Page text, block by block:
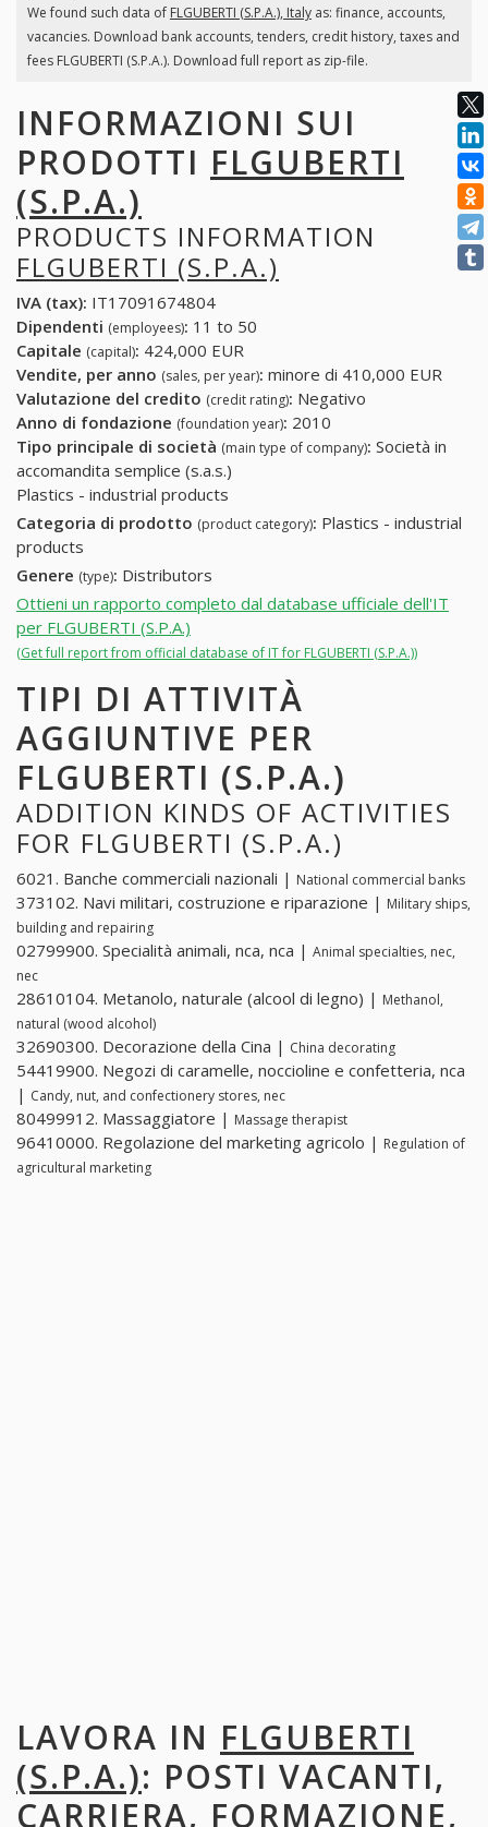
We found such data of FLGUBERTI (S.P.A.), Italyas: finance, accounts,
vacancies. Download bank accounts, tenders, credit history, taxes and
fees FLGUBERTI (S.P.A.). Download full report as zip-file.
INFORMAZIONI SUI
PRODOTTI FLGUBERTI
(S.P.A.)
PRODUCTS INFORMATION
FLGUBERTI (S.P.A.)
IVA (tax): IT17091674804
Dipendenti (employees): 11 to 50
Capitale (capital): 424,000 EUR
Vendite, per anno (sales, per year): minore di 410,000 EUR
Valutazione del credito (credit rating): Negativo
Anno di fondazione (foundation year): 2010
Tipo principale di società (main type of company): Società in
accomandita semplice (s.a.s.)
Plastics - industrial products
Categoria di prodotto (product category): Plastics - industrial
products
Genere (type): Distributors
Ottieni un rapporto completo dal database ufficiale dell'IT
per FLGUBERTI (S.P.A.)
(Get full report from official database of IT for FLGUBERTI (S.P.A.))
TIPI DI ATTIVITÀ
AGGIUNTIVE PER
FLGUBERTI (S.P.A.)
ADDITION KINDS OF ACTIVITIES
FOR FLGUBERTI (S.P.A.)
6021. Banche commerciali nazionali | National commercial banks
373102. Navi militari, costruzione e riparazione | Military ships,
building and repairing
02799900. Specialità animali, nca, nca | Animal specialties, nec,
nec
28610104. Metanolo, naturale (alcool di legno) | Methanol,
natural (wood alcohol)
32690300. Decorazione della Cina | China decorating
54419900. Negozi di caramelle, noccioline e confetteria, nca
| Candy, nut, and confectionery stores, nec
80499912. Massaggiatore | Massage therapist
96410000. Regolazione del marketing agricolo | Regulation of
agricultural marketing
LAVORA IN FLGUBERTI
(S.P.A.): POSTI VACANTI,
CARRIERA, FORMAZIONE,